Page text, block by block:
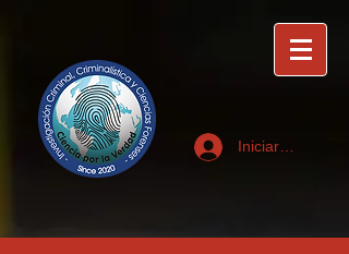
Iniciar sesión